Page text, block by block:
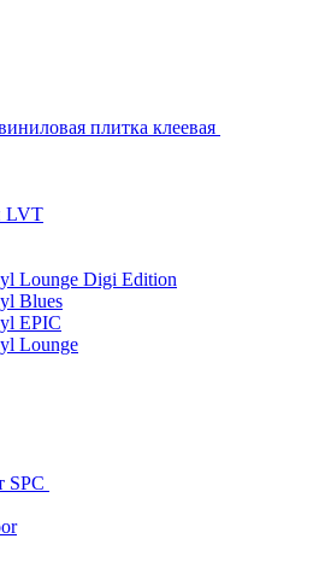
плитка клеевая
LVT
Lounge Digi Edition
Blues
EPIC
Lounge
SPC